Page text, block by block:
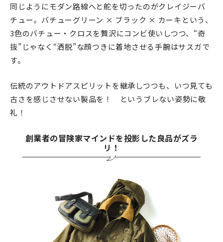
同じようにモダン路線へと舵を切ったのがクレイジーバ
チュー。バチューグリーン × ブラック × カーキという、
3色のバチュー・クロスを贅沢にコンビ使いしつつ、“奇
抜”じゃなく“洒脱”な顔つきに着地させる手腕はサスガで
す。
伝統のアウトドアスピリットを継承しつつも、いつ見ても
古さを感じさせない製品を！ というブレない姿勢に敬
礼！
創業者の冒険家マインドを投影した良品がズラ
リ！